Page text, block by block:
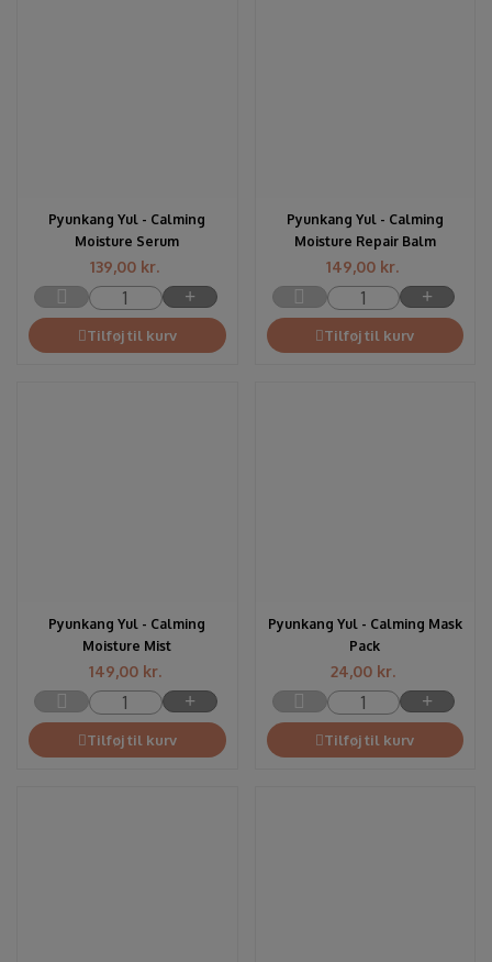
Pyunkang Yul - Calming
Moisture Serum
139,00 kr.
Tilføj til kurv
Pyunkang Yul - Calming
Moisture Repair Balm
149,00 kr.
Tilføj til kurv
Pyunkang Yul - Calming
Moisture Mist
149,00 kr.
Tilføj til kurv
Pyunkang Yul - Calming Mask
Pack
24,00 kr.
Tilføj til kurv